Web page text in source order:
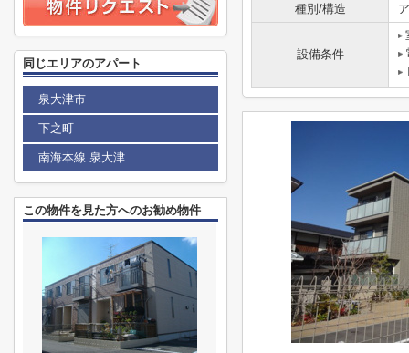
種別/構造
設備条件
同じエリアのアパート
泉大津市
下之町
南海本線 泉大津
この物件を見た方へのお勧め物件